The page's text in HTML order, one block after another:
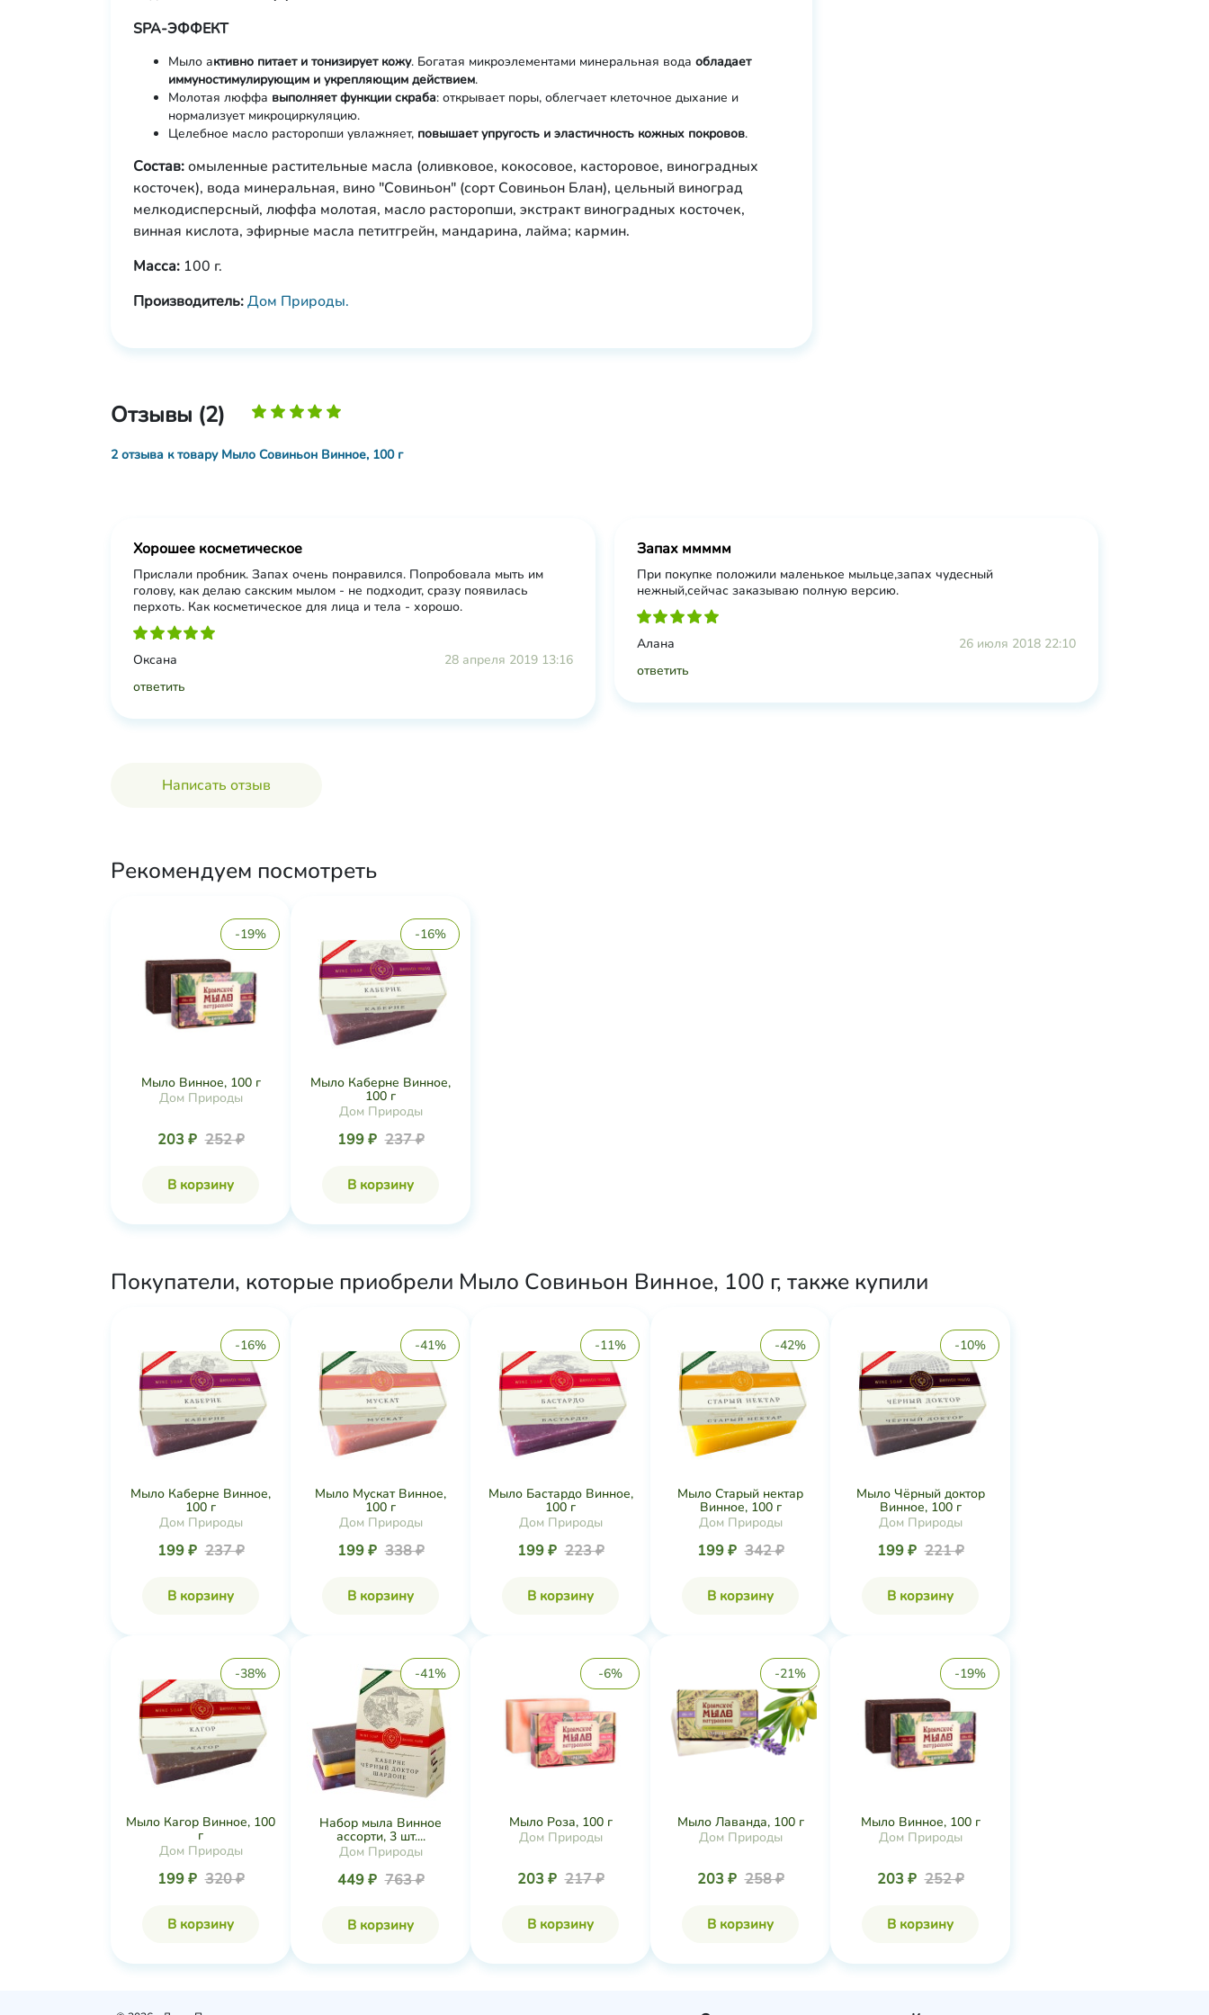
SPA-ЭФФЕКТ
Мыло активно питает и тонизирует кожу. Богатая микроэлементами минеральная вода обладает
иммуностимулирующим и укрепляющим действием.
Молотая люффа выполняет функции скраба: открывает поры, облегчает клеточное дыхание и
нормализует микроциркуляцию.
Целебное масло расторопши увлажняет, повышает упругость и эластичность кожных покровов.
Состав:омыленные растительные масла (оливковое, кокосовое, касторовое, виноградных
косточек), вода минеральная, вино "Совиньон" (сорт Совиньон Блан), цельный виноград
мелкодисперсный, люффа молотая, масло расторопши, экстракт виноградных косточек,
винная кислота, эфирные масла петитгрейн, мандарина, лайма; кармин.
Масса: 100 г.
Производитель:Дом Природы.
Отзывы (2)
2 отзыва к товару Мыло Совиньон Винное, 100 г
Хорошее косметическое
Прислали пробник. Запах очень понравился. Попробовала мыть им
голову, как делаю сакским мылом - не подходит, сразу появилась
перхоть. Как косметическое для лица и тела - хорошо.
Оксана
28 апреля 2019 13:16
ответить
Запах ммммм
При покупке положили маленькое мыльце,запах чудесный
нежный,сейчас заказываю полную версию.
Алана
26 июля 2018 22:10
ответить
Написать отзыв
Рекомендуем посмотреть
-19%
Мыло Винное, 100 г
Дом Природы
203 ₽ 252 ₽
В корзину
-16%
Мыло Каберне Винное,
100 г
Дом Природы
199 ₽ 237 ₽
В корзину
Покупатели, которые приобрели Мыло Совиньон Винное, 100 г, также купили
-16%
Мыло Каберне Винное,
100 г
Дом Природы
199 ₽ 237 ₽
В корзину
-41%
Мыло Мускат Винное,
100 г
Дом Природы
199 ₽ 338 ₽
В корзину
-11%
Мыло Бастардо Винное,
100 г
Дом Природы
199 ₽ 223 ₽
В корзину
-42%
Мыло Старый нектар
Винное, 100 г
Дом Природы
199 ₽ 342 ₽
В корзину
-10%
Мыло Чёрный доктор
Винное, 100 г
Дом Природы
199 ₽ 221 ₽
В корзину
-38%
Мыло Кагор Винное, 100
г
Дом Природы
199 ₽ 320 ₽
В корзину
-41%
Набор мыла Винное
ассорти, 3 шт....
Дом Природы
449 ₽ 763 ₽
В корзину
-6%
Мыло Роза, 100 г
Дом Природы
203 ₽ 217 ₽
В корзину
-21%
Мыло Лаванда, 100 г
Дом Природы
203 ₽ 258 ₽
В корзину
-19%
Мыло Винное, 100 г
Дом Природы
203 ₽ 252 ₽
В корзину